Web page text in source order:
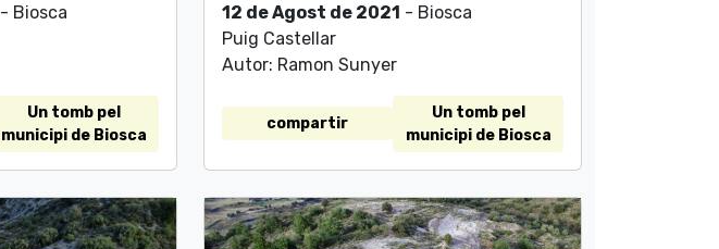
- Biosca
Un tomb pel
municipi de Biosca
12 de Agost de 2021 - Biosca
Puig Castellar
Autor: Ramon Sunyer
compartir
Un tomb pel
municipi de Biosca